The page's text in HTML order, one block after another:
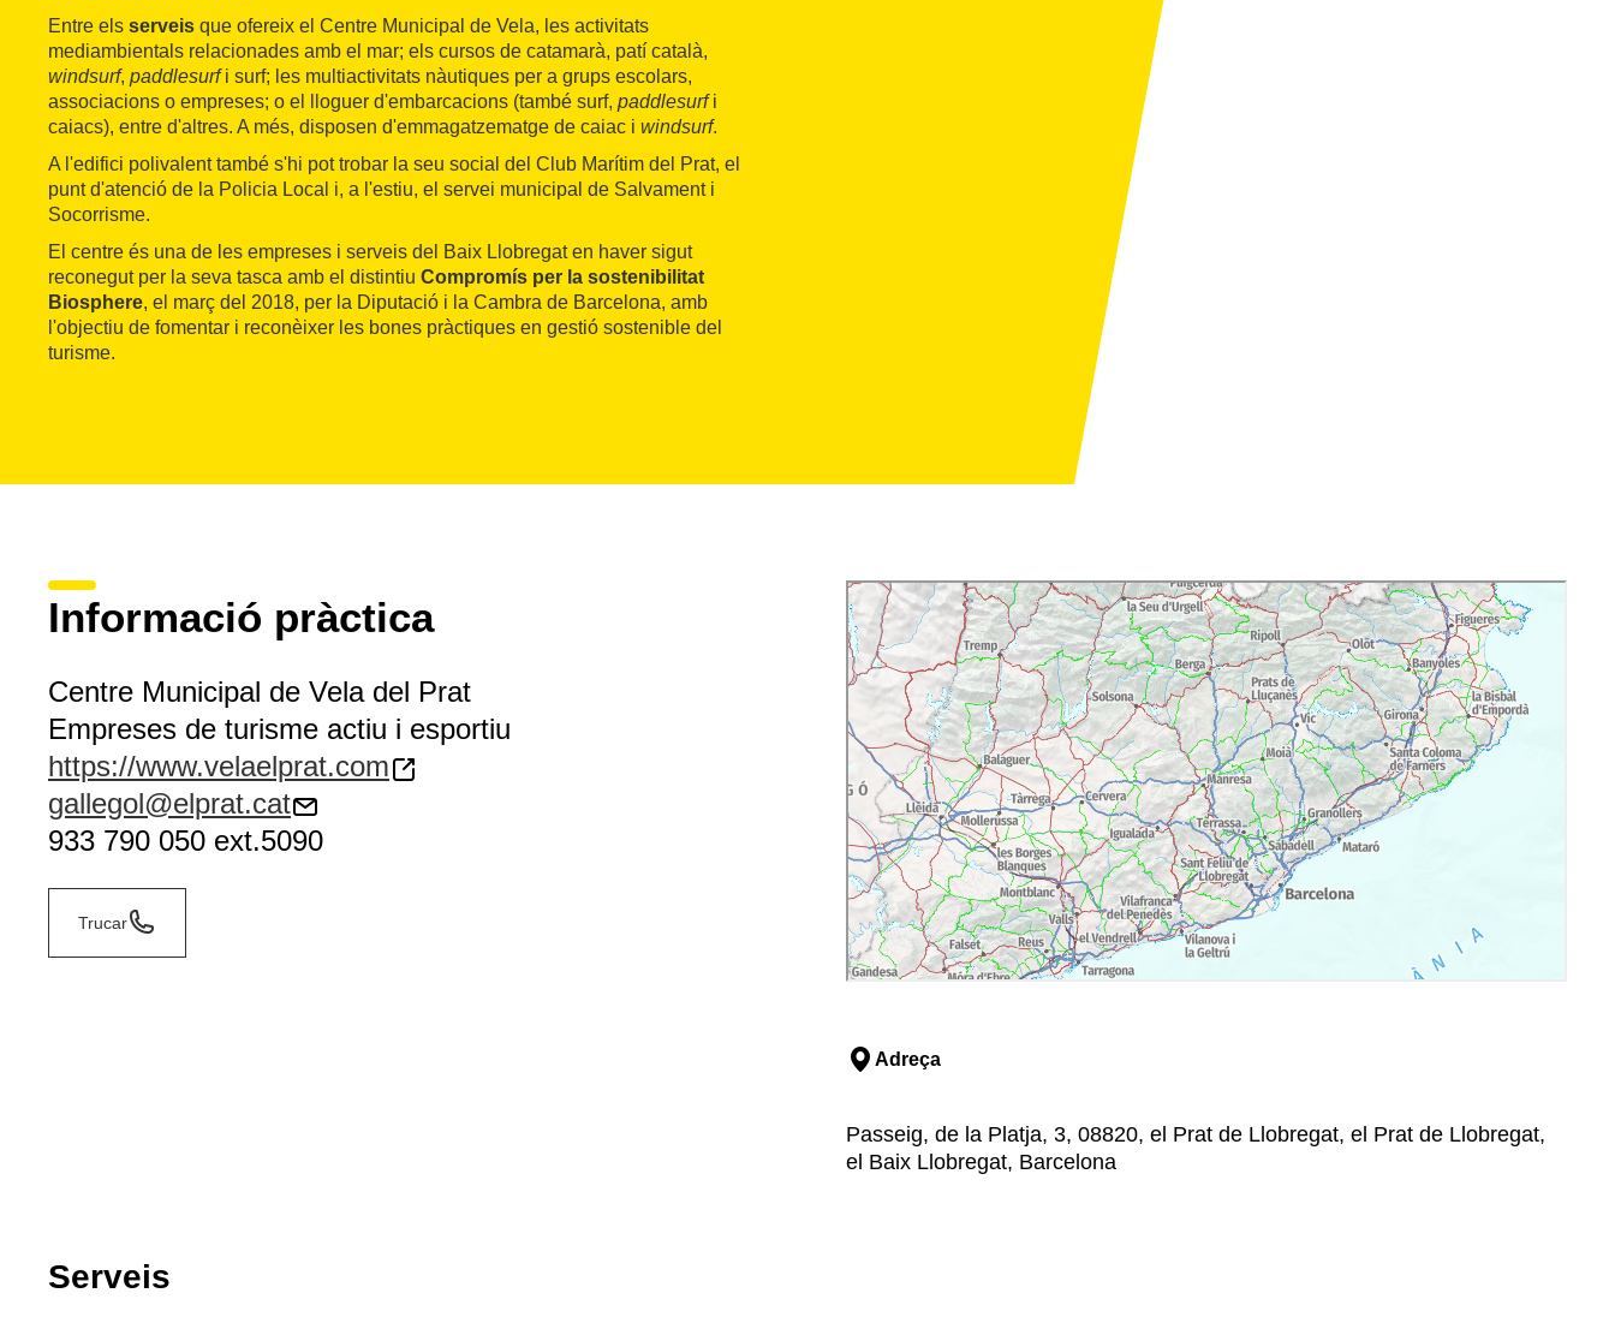
Entre els serveis que ofereix el Centre Municipal de Vela, les activitats
mediambientals relacionades amb el mar; els cursos de catamarà, patí català,
windsurf, paddlesurfi surf; les multiactivitats nàutiques per a grups escolars,
associacions o empreses; o el lloguer d'embarcacions (també surf, paddlesurfi
caiacs), entre d'altres. A més, disposen d'emmagatzematge de caiac i windsurf.
A l'edifici polivalent també s'hi pot trobar la seu social del Club Marítim del Prat, el
punt d'atenció de la Policia Local i, a l'estiu, el servei municipal de Salvament i
Socorrisme.
El centre és una de les empreses i serveis del Baix Llobregat en haver sigut
reconegut per la seva tasca amb el distintiu Compromís per la sostenibilitat
Biosphere, el març del 2018, per la Diputació i la Cambra de Barcelona, amb
l'objectiu de fomentar i reconèixer les bones pràctiques en gestió sostenible del
turisme.
Informació pràctica
Centre Municipal de Vela del Prat
Empreses de turisme actiu i esportiu
https://www.velaelprat.com
gallegol@elprat.cat
933 790 050 ext.5090
Trucar
Adreça
Passeig, de la Platja, 3, 08820, el Prat de Llobregat, el Prat de Llobregat,
el Baix Llobregat, Barcelona
Serveis